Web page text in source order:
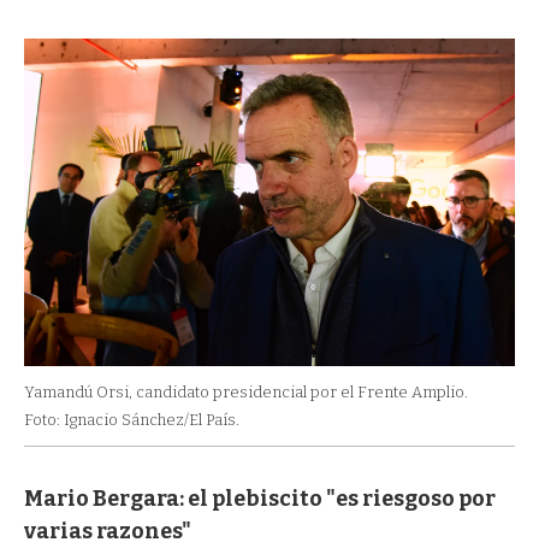
Yamandú Orsi, candidato presidencial por el Frente Amplio.
Foto: Ignacio Sánchez/El País.
Mario Bergara: el plebiscito "es riesgoso por
varias razones"